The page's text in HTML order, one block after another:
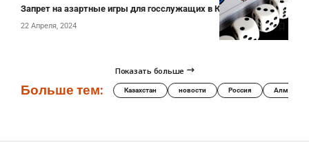
Запрет на азартные игры для госслужащих в Казахстане
22 Апреля, 2024
Показать больше
Больше тем: Казахстан новости Россия Алматы